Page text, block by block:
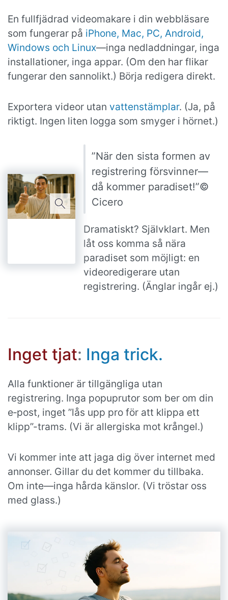
En fullfjädrad videomakare i din webbläsare
som fungerar på iPhone, Mac, PC, Android,
Windows och Linux—inga nedladdningar, inga
installationer, inga appar. (Om den har flikar
fungerar den sannolikt.) Börja redigera direkt.
Exportera videor utan vattenstämplar. (Ja, på
riktigt. Ingen liten logga som smyger i hörnet.)
”När den sista formen av
registrering försvinner—
då kommer paradiset!”©
Cicero
Dramatiskt? Självklart. Men
låt oss komma så nära
paradiset som möjligt: en
videoredigerare utan
registrering. (Änglar ingår ej.)
Inget tjat: Inga trick.
Alla funktioner är tillgängliga utan
registrering. Inga popuprutor som ber om din
e‑post, inget ”lås upp pro för att klippa ett
klipp”-trams. (Vi är allergiska mot krångel.)
Vi kommer inte att jaga dig över internet med
annonser. Gillar du det kommer du tillbaka.
Om inte—inga hårda känslor. (Vi tröstar oss
med glass.)